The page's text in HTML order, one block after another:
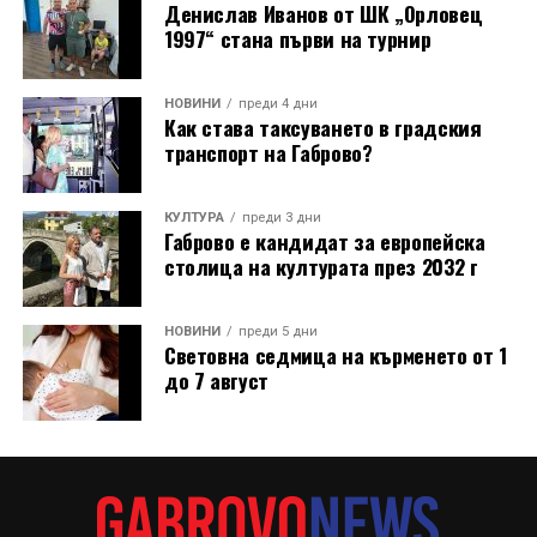
тавите с вечерята, която по-късно бе споделена на
открито в нощния музей.
Лекционният модул от първия ден (31 юли)
предложи теоретична основа и дискусии,
свързващи историческото наследство със
съвременния начин на живот: Арх. Николай
Маринов и д-р инж. Петя Груева от сдружение
„Мещра“ откриха програмата с лекция за
принципите на отоплителните системи в
традиционната архитектура.
В следващ панел арх. Маринов представи и
съвременни алтернативи за отопление на дърва при
еднофамилни сгради.
Денислав Иванов от ШК „Орловец
1997“ стана първи на турнир
НОВИНИ преди 4 дни
Как става таксуването в градския
транспорт на Габрово?
КУЛТУРА преди 3 дни
Габрово е кандидат за европейска
столица на културата през 2032 г
НОВИНИ преди 5 дни
Световна седмица на кърменето от 1
до 7 август